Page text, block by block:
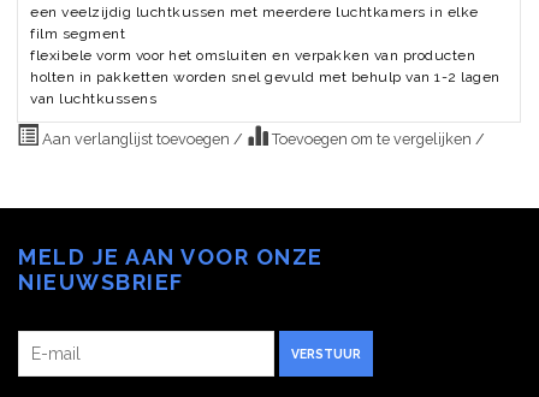
een veelzijdig luchtkussen met meerdere luchtkamers in elke
film segment
flexibele vorm voor het omsluiten en verpakken van producten
holten in pakketten worden snel gevuld met behulp van 1-2 lagen
van luchtkussens
Aan verlanglijst toevoegen / Toevoegen om te vergelijken /
MELD JE AAN VOOR ONZE
NIEUWSBRIEF
VERSTUUR